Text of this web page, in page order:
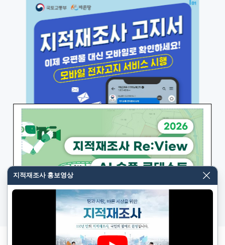
바른땅 시스템을 이용하여 주셔서 감사합니다. 바른땅
스템이 아래 사유로 시스템 이용이 중단될 예정입니다.
---------------아래--------------------------
2026-07-16
알림판